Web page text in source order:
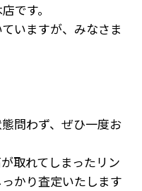
です。
いますが、みなさま
問わず、ぜひ一度お
取れてしまったリン
かり査定いたします